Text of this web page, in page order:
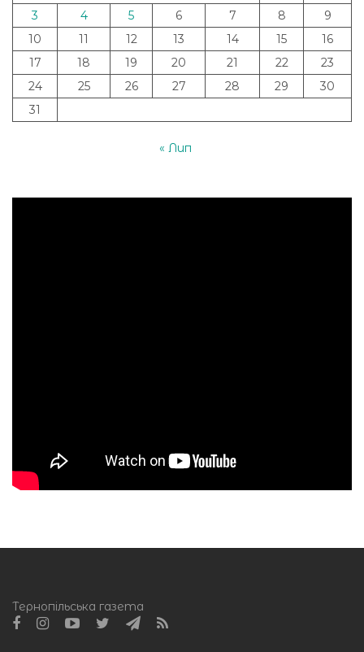
3
4 5 6 7 8
9
10
11 12 13 14 15
16
17
18 19 20 21 22
23
24
25 26 27 28 29
30
31
« Лип
Тернопільська газета